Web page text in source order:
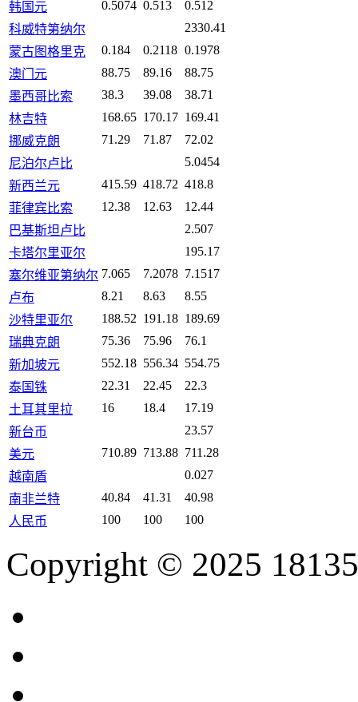
韩国元 0.5074 0.513
0.512
科威特第纳尔
2330.41
蒙古图格里克
0.184 0.2118 0.1978
澳门元
88.75 89.16
88.75
墨西哥比索
38.3 39.08
38.71
林吉特
168.65 170.17 169.41
挪威克朗
71.29 71.87
72.02
尼泊尔卢比
5.0454
新西兰元
415.59 418.72 418.8
菲律宾比索
12.38 12.63
12.44
巴基斯坦卢比
2.507
卡塔尔里亚尔
195.17
塞尔维亚第纳尔 7.065 7.2078 7.1517
卢布
8.21 8.63
8.55
沙特里亚尔
188.52 191.18 189.69
瑞典克朗
75.36 75.96
76.1
新加坡元
552.18 556.34 554.75
泰国铢
22.31 22.45
22.3
土耳其里拉
16 18.4
17.19
新台币
23.57
美元
710.89 713.88 711.28
越南盾
0.027
南非兰特
40.84 41.31
40.98
人民币
100 100 100
Copyright © 2025